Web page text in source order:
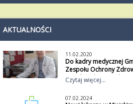
AKTUALNOŚCI
11.02.2020
Do kadry medycznej
Zespołu Ochrony
Ujeździe dołączył dr.
Kijewski.
Zespołu Ochrony
Czytaj więcej...
07.02.2024